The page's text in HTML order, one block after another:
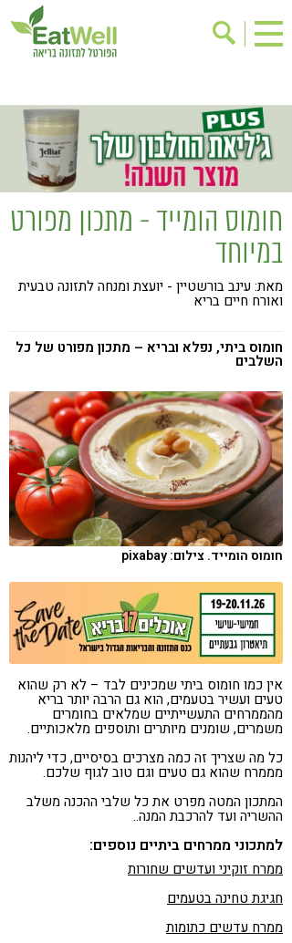
בישול בריא
אינדקס עסקים
ריפוי ומניעת מחלות
בריאות האישה
תוספי תזונה
מתכוני בריאות
אירועים
שינוי תזונתי
גישות בתזונה
ניקוי רעלים
מזונות על
ילדים
תזונה וספורט
הפרעות קשב & ריכוז
אכילה רגשית
רגישות לגלוטן
טעים להכיר
קורונה
טבעונות
חומוס הומייד - מתכון מפורט
במיוחד
מאת: עינב בורשטיין - יועצת ומנחה לתזונה טבעית
ואורח חיים בריא
חומוס ביתי, נפלא ובריא – מתכון מפורט של כל
השלבים
חומוס הומייד. צילום: pixabay
אין כמו חומוס ביתי שמכינים לבד – לא רק שהוא
טעים ועשיר בטעמים, הוא גם הרבה יותר בריא
מהממרחים התעשייתיים שמלאים בחומרים
משמרים, שומנים מיותרים ותוספים מלאכותיים.
כל מה שצריך זה כמה מצרכים בסיסיים, כדי ליהנות
מממרח שהוא גם טעים וגם טוב לגוף שלכם.
המתכון המטה מפרט את כל שלבי ההכנה משלב
ההשריה ועד להרכבת המנה..
למתכוני ממרחים ביתיים נוספים:
ממרח זוקיני ועדשים שחורות
חגיגת טחינה בטעמים
ממרח עדשים כתומות